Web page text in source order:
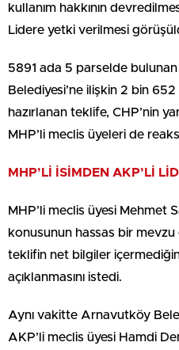
kullanım hakkının
Lidere yetki verilmesi
5891 ada 5 parselde
Belediyesi’ne ilişkin 2 bin
hazırlanan teklife, CHP’nin
MHP’li meclis üyeleri de
MHP’Lİ İSİMDEN AKP’Lİ
MHP’li meclis üyesi Mehmet
konusunun hassas bir mevzu
teklifin net bilgiler
açıklanmasını istedi.
Aynı vakitte Arnavutköy
AKP’li meclis üyesi Hamdi